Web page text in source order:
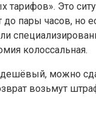
Это
пары часов, но
колоссальная.
дешёвый, можно
возьмут